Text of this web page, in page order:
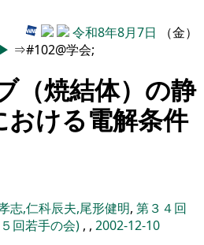
令和8年8月7日 （金）
▶ ⇒#102@学会;
（焼結体）の静
おける電解条件
志,仁科辰夫,尾形健明, 第３４回
回若手の会) , , 2002-12-10